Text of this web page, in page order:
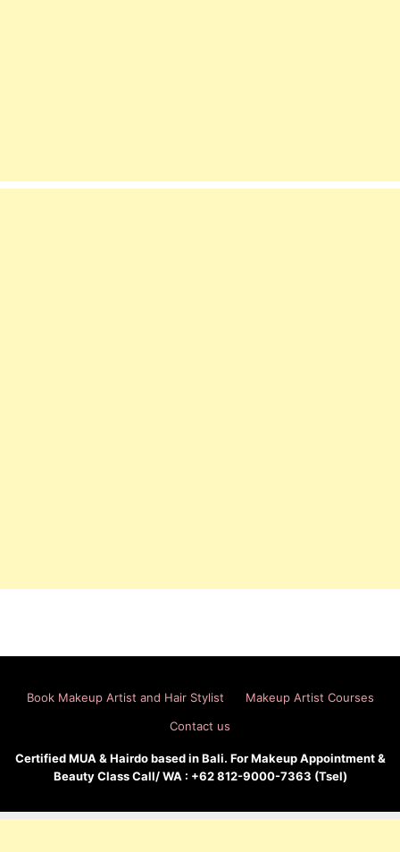
Book Makeup Artist and Hair Stylist
Makeup Artist Courses
Contact us
Certified MUA & Hairdo based in Bali. For Makeup Appointment &
Beauty Class Call/ WA : +62 812-9000-7363 (Tsel)